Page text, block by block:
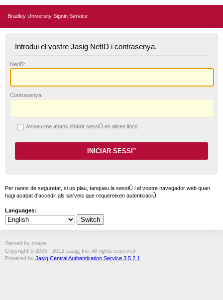
Bradley University Signin Service
Introdui el vostre Jasig NetID i contrasenya.
NetID:
Contrasenya:
Aviseu-me abans d'obrir sessiÛ en altres llocs.
Per raons de seguretat, si us plau, tanqueu la sessiÛ i el vostre navegador web quan
hagi acabat d'accedir als serveis que requereixen autenticaciÛ.
Languages:
Served by snape
Copyright © 2005 - 2012 Jasig, Inc. All rights reserved.
Powered by Jasig Central Authentication Service 3.5.2.1